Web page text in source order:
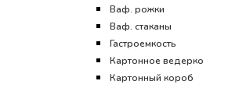
Ваф. рожки
Ваф. стаканы
Гастроемкость
Картонное ведерко
Картонный короб